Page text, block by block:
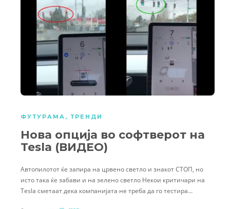
ФУТУРАМА , ТРЕНДИ
Нова опција во софтверот на
Tesla (ВИДЕО)
Автопилотот ќе запира на црвено светло и знакот СТОП, но
исто така ќе забави и на зелено светло Некои критичари на
Tesla сметаат дека компанијата не треба да го тестира…